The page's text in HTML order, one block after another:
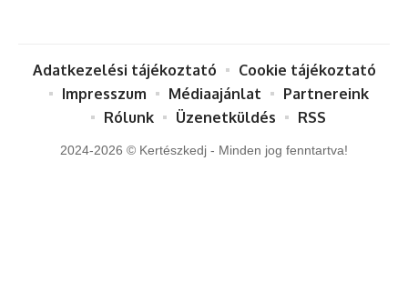
2024-2026 © Kertészkedj - Minden jog fenntartva!
Adatkezelési tájékoztató
Cookie tájékoztató
Impresszum
Médiaajánlat
Partnereink
Rólunk
Üzenetküldés RSS